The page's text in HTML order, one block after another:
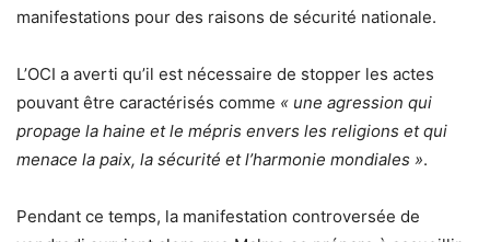
manifestations pour des raisons de sécurité nationale.
L’OCI a averti qu’il est nécessaire de stopper les actes
pouvant être caractérisés comme « une agression qui
propage la haine et le mépris envers les religions et qui
menace la paix, la sécurité et l’harmonie mondiales ».
Pendant ce temps, la manifestation controversée de